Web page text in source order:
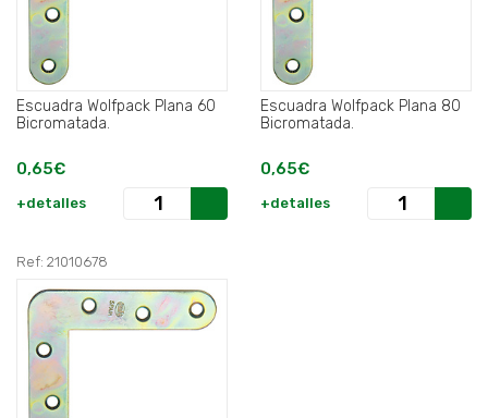
Escuadra Wolfpack Plana 60
Bicromatada.
0,65€
+detalles
Escuadra Wolfpack Plana 80
Bicromatada.
0,65€
+detalles
Ref: 21010678